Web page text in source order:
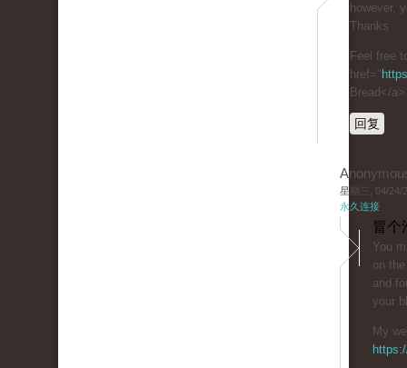
however,
Thanks
Feel free
href="
Bread</a>
回复
星期三, 04/24/
永久连接
冒个
You
on
and
your
My